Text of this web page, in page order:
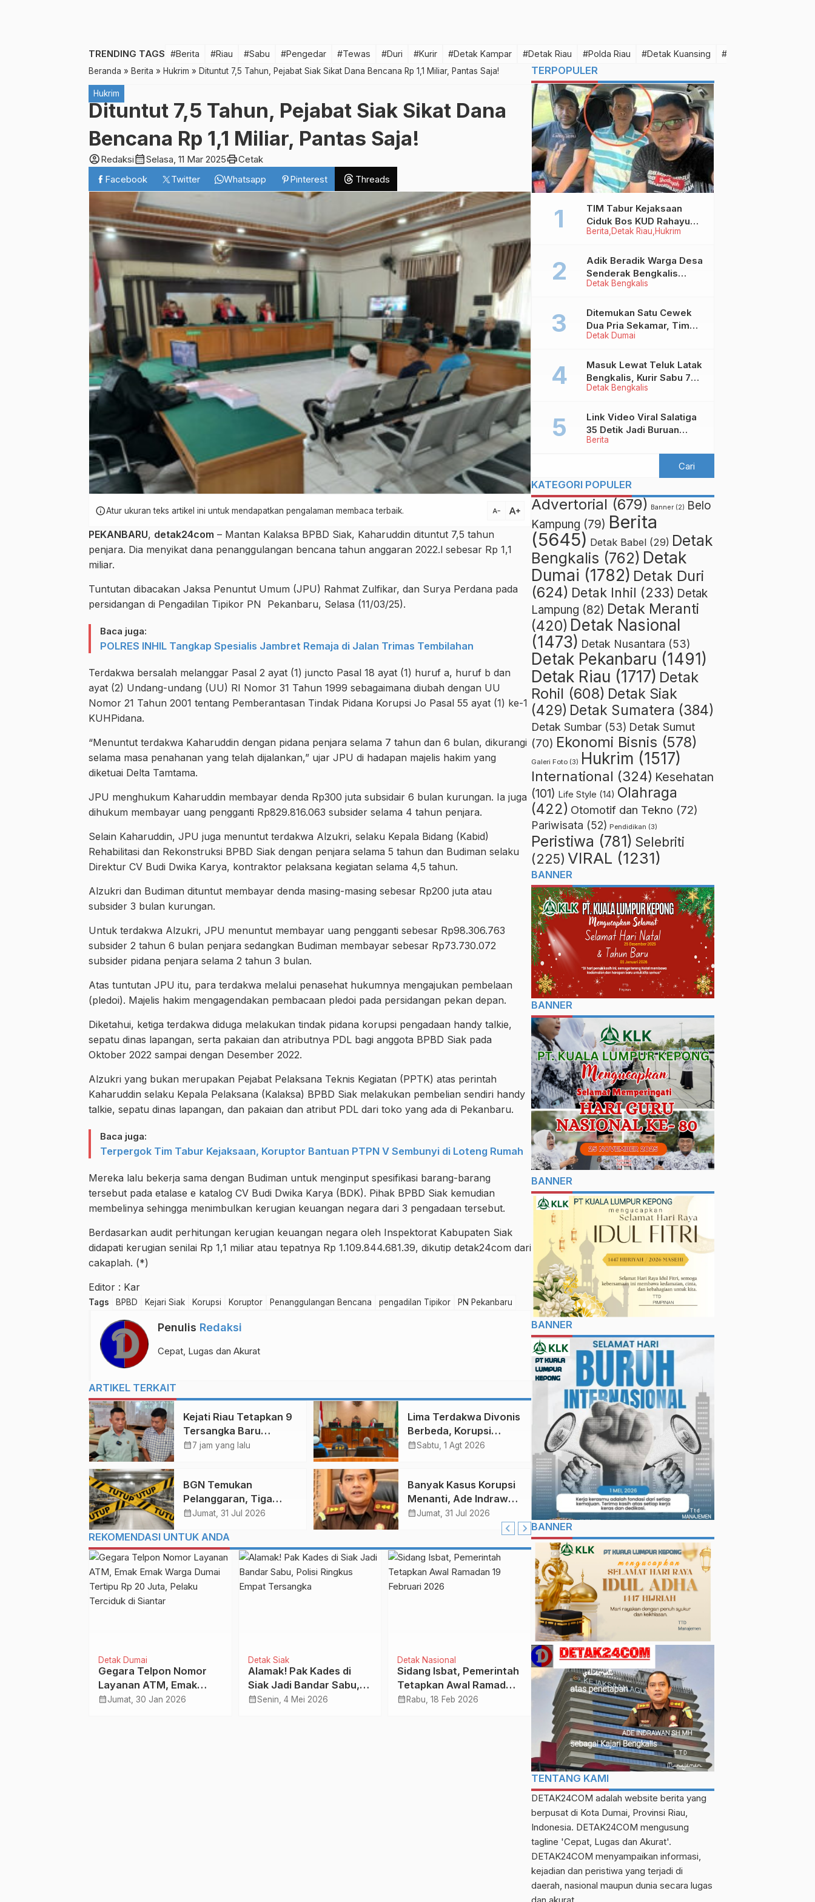
TRENDING TAGS #Berita #Riau #Sabu #Pengedar #Tewas #Duri #Kurir #Detak Kampar #Detak Riau #Polda Riau #Detak Kuansing #Detak Pelalawan
Beranda » Berita » Hukrim » Dituntut 7,5 Tahun, Pejabat Siak Sikat Dana Bencana Rp 1,1 Miliar, Pantas Saja!
Hukrim
Dituntut 7,5 Tahun, Pejabat Siak Sikat Dana
Bencana Rp 1,1 Miliar, Pantas Saja!
account_circleRedaksicalendar_monthSelasa, 11 Mar 2025printCetak
Facebook
Twitter Whatsapp Pinterest Threads
infoAtur ukuran teks artikel ini untuk mendapatkan pengalaman membaca terbaik. text_decrease text_increase
PEKANBARU, detak24com – Mantan Kalaksa BPBD Siak, Kaharuddin dituntut 7,5 tahun
penjara. Dia menyikat dana penanggulangan bencana tahun anggaran 2022.l sebesar Rp 1,1
miliar.
Tuntutan dibacakan Jaksa Penuntut Umum (JPU) Rahmat Zulfikar, dan Surya Perdana pada
persidangan di Pengadilan Tipikor PN Pekanbaru, Selasa (11/03/25).
Baca juga:
POLRES INHIL Tangkap Spesialis Jambret Remaja di Jalan Trimas Tembilahan
Terdakwa bersalah melanggar Pasal 2 ayat (1) juncto Pasal 18 ayat (1) huruf a, huruf b dan
ayat (2) Undang-undang (UU) RI Nomor 31 Tahun 1999 sebagaimana diubah dengan UU
Nomor 21 Tahun 2001 tentang Pemberantasan Tindak Pidana Korupsi Jo Pasal 55 ayat (1) ke-1
KUHPidana.
“Menuntut terdakwa Kaharuddin dengan pidana penjara selama 7 tahun dan 6 bulan, dikurangi
selama masa penahanan yang telah dijalankan,” ujar JPU di hadapan majelis hakim yang
diketuai Delta Tamtama.
JPU menghukum Kaharuddin membayar denda Rp300 juta subsidair 6 bulan kurungan. Ia juga
dihukum membayar uang pengganti Rp829.816.063 subsider selama 4 tahun penjara.
Selain Kaharuddin, JPU juga menuntut terdakwa Alzukri, selaku Kepala Bidang (Kabid)
Rehabilitasi dan Rekonstruksi BPBD Siak dengan penjara selama 5 tahun dan Budiman selaku
Direktur CV Budi Dwika Karya, kontraktor pelaksana kegiatan selama 4,5 tahun.
Alzukri dan Budiman dituntut membayar denda masing-masing sebesar Rp200 juta atau
subsider 3 bulan kurungan.
Untuk terdakwa Alzukri, JPU menuntut membayar uang pengganti sebesar Rp98.306.763
subsider 2 tahun 6 bulan penjara sedangkan Budiman membayar sebesar Rp73.730.072
subsider pidana penjara selama 2 tahun 3 bulan.
Atas tuntutan JPU itu, para terdakwa melalui penasehat hukumnya mengajukan pembelaan
(pledoi). Majelis hakim mengagendakan pembacaan pledoi pada persidangan pekan depan.
Diketahui, ketiga terdakwa diduga melakukan tindak pidana korupsi pengadaan handy talkie,
sepatu dinas lapangan, serta pakaian dan atributnya PDL bagi anggota BPBD Siak pada
Oktober 2022 sampai dengan Desember 2022.
Alzukri yang bukan merupakan Pejabat Pelaksana Teknis Kegiatan (PPTK) atas perintah
Kaharuddin selaku Kepala Pelaksana (Kalaksa) BPBD Siak melakukan pembelian sendiri handy
talkie, sepatu dinas lapangan, dan pakaian dan atribut PDL dari toko yang ada di Pekanbaru.
Baca juga:
Terpergok Tim Tabur Kejaksaan, Koruptor Bantuan PTPN V Sembunyi di Loteng Rumah
Mereka lalu bekerja sama dengan Budiman untuk menginput spesifikasi barang-barang
tersebut pada etalase e katalog CV Budi Dwika Karya (BDK). Pihak BPBD Siak kemudian
membelinya sehingga menimbulkan kerugian keuangan negara dari 3 pengadaan tersebut.
Berdasarkan audit perhitungan kerugian keuangan negara oleh Inspektorat Kabupaten Siak
didapati kerugian senilai Rp 1,1 miliar atau tepatnya Rp 1.109.844.681.39, dikutip detak24com dari
cakaplah. (*)
Editor : Kar
Tags BPBD Kejari Siak Korupsi Koruptor Penanggulangan Bencana pengadilan Tipikor PN Pekanbaru
Penulis Redaksi
Cepat, Lugas dan Akurat
ARTIKEL TERKAIT
Kejati Riau Tetapkan 9
Tersangka Baru
Korupsi Dana PI Rp
calendar_month7 jam yang lalu
Lima Terdakwa Divonis
Berbeda, Korupsi
Kupedes BRI Perawang
calendar_monthSabtu, 1 Agt 2026
BGN Temukan
Pelanggaran, Tiga
Dapur MBG di Riau
calendar_monthJumat, 31 Jul 2026
Banyak Kasus Korupsi
Menanti, Ade Indrawan
Dipercaya Jabat Kajari
calendar_monthJumat, 31 Jul 2026
REKOMENDASI UNTUK ANDA
Detak Dumai
Gegara Telpon Nomor
Layanan ATM, Emak
Emak Warga Dumai
calendar_monthJumat, 30 Jan 2026
Detak Siak
Alamak! Pak Kades di
Siak Jadi Bandar Sabu,
Polisi Ringkus Empat
calendar_monthSenin, 4 Mei 2026
Detak Nasional
Sidang Isbat, Pemerintah
Tetapkan Awal Ramadan
19 Februari 2026
calendar_monthRabu, 18 Feb 2026
Belo Kampung Berita
Detak Riau
SEKDA INDRA Gunawan
Didapuk Nahkodai
Paguyuban ‘Oghang
Ocu’ Kota Dumai
calendar_month Minggu, 29 Jan 2023
Dumai, Segini
calendar_month
TERPOPULER
Berita Detak Riau Hukrim
TIM Tabur Kejaksaan
Ciduk Bos KUD Rahayu
Makmur Inhu di Kalbar,
Rp2,8 M
Detak Bengkalis
Adik Beradik Warga Desa
Senderak Bengkalis
‘Ditendang’ ke Malaysia,
Detak Dumai
Ditemukan Satu Cewek
Dua Pria Sekamar, Tim
Yustisi Dumai Garuk
Mesum
Detak Bengkalis
Masuk Lewat Teluk Latak
Bengkalis, Kurir Sabu 7
Kilo Diringkus di
Berita
Link Video Viral Salatiga
35 Detik Jadi Buruan
Netizen
KATEGORI POPULER
Advertorial (679) Banner (2) Belo
Kampung (79) Berita
(5645) Detak Babel (29) Detak
Bengkalis (762) Detak
Dumai (1782) Detak Duri
(624) Detak Inhil (233) Detak
Lampung (82) Detak Meranti
(420) Detak Nasional
(1473) Detak Nusantara (53)
Detak Pekanbaru (1491)
Detak Riau (1717) Detak
Rohil (608) Detak Siak
(429) Detak Sumatera (384)
Detak Sumbar (53) Detak Sumut
(70) Ekonomi Bisnis (578)
Galeri Foto (3) Hukrim (1517)
International (324) Kesehatan
(101) Life Style (14) Olahraga
(422) Otomotif dan Tekno (72)
Pariwisata (52) Pendidikan (3)
Peristiwa (781) Selebriti
(225) VIRAL (1231)
BANNER
BANNER
BANNER
BANNER
BANNER
TENTANG KAMI
DETAK24COM adalah website berita yang
berpusat di Kota Dumai, Provinsi Riau,
Indonesia. DETAK24COM mengusung
tagline 'Cepat, Lugas dan Akurat'.
DETAK24COM menyampaikan informasi,
kejadian dan peristiwa yang terjadi di
daerah, nasional maupun dunia secara lugas
dan akurat.